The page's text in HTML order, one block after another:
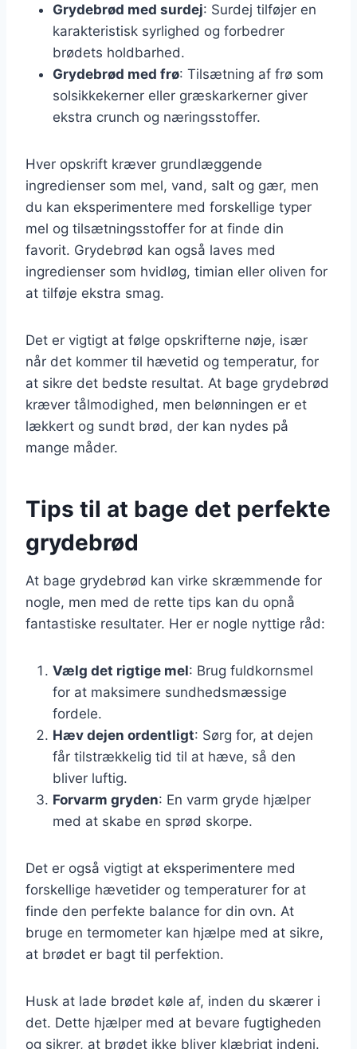
Grydebrød med surdej: Surdej tilføjer en
karakteristisk syrlighed og forbedrer
brødets holdbarhed.
Grydebrød med frø: Tilsætning af frø som
solsikkekerner eller græskarkerner giver
ekstra crunch og næringsstoffer.
Hver opskrift kræver grundlæggende
ingredienser som mel, vand, salt og gær, men
du kan eksperimentere med forskellige typer
mel og tilsætningsstoffer for at finde din
favorit. Grydebrød kan også laves med
ingredienser som hvidløg, timian eller oliven for
at tilføje ekstra smag.
Det er vigtigt at følge opskrifterne nøje, især
når det kommer til hævetid og temperatur, for
at sikre det bedste resultat. At bage grydebrød
kræver tålmodighed, men belønningen er et
lækkert og sundt brød, der kan nydes på
mange måder.
Tips til at bage det perfekte
grydebrød
At bage grydebrød kan virke skræmmende for
nogle, men med de rette tips kan du opnå
fantastiske resultater. Her er nogle nyttige råd:
Vælg det rigtige mel: Brug fuldkornsmel
for at maksimere sundhedsmæssige
fordele.
Hæv dejen ordentligt: Sørg for, at dejen
får tilstrækkelig tid til at hæve, så den
bliver luftig.
Forvarm gryden: En varm gryde hjælper
med at skabe en sprød skorpe.
Det er også vigtigt at eksperimentere med
forskellige hævetider og temperaturer for at
finde den perfekte balance for din ovn. At
bruge en termometer kan hjælpe med at sikre,
at brødet er bagt til perfektion.
Husk at lade brødet køle af, inden du skærer i
det. Dette hjælper med at bevare fugtigheden
og sikrer, at brødet ikke bliver klæbrigt indeni.